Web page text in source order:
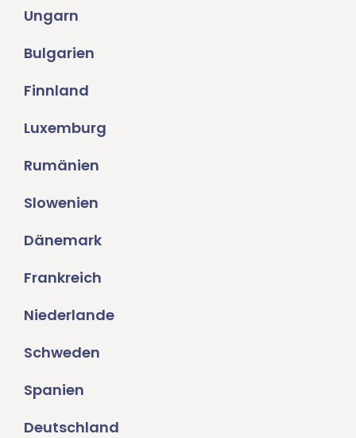
Ungarn
Bulgarien
Finnland
Luxemburg
Rumänien
Slowenien
Dänemark
Frankreich
Niederlande
Schweden
Spanien
Deutschland